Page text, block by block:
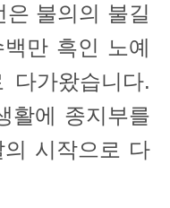
불의의 불길
만 흑인 노예
다가왔습니다.
활에 종지부를
시작으로 다